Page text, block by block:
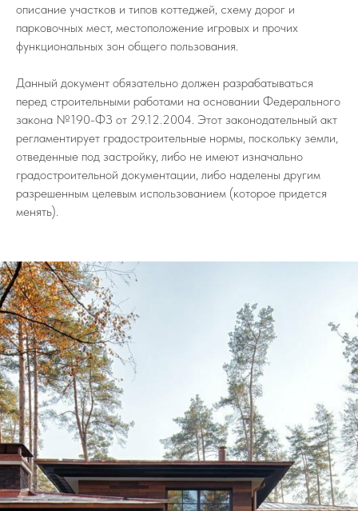
описание участков и типов коттеджей, схему дорог и
парковочных мест, местоположение игровых и прочих
функциональных зон общего пользования.
Данный документ обязательно должен разрабатываться
перед строительными работами на основании Федерального
закона №190-ФЗ от 29.12.2004. Этот законодательный акт
регламентирует градостроительные нормы, поскольку земли,
отведенные под застройку, либо не имеют изначально
градостроительной документации, либо наделены другим
разрешенным целевым использованием (которое придется
менять).